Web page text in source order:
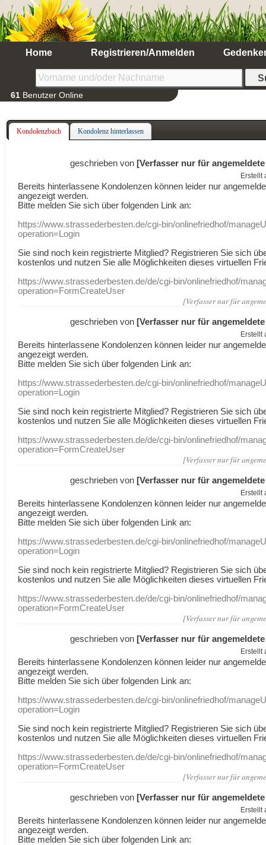
Home Registrieren/Anmelden
61 Benutzer Online
Kondolenzbuch Kondolenz hinterlassen
geschrieben von [Verfasser nur für
Erstellt
Bereits hinterlassene Kondolenzen können leider nur
angezeigt werden.
Bitte melden Sie sich über folgenden Link an:
https://www.strassederbesten.de/cgi-bin/onlinefriedhof/
operation=Login
Sie sind noch kein registrierte Mitglied? Registrieren Sie sich
kostenlos und nutzen Sie alle Möglichkeiten dieses virtuellen
https://www.strassederbesten.de/de/cgi-bin/onlinefriedhof/
operation=FormCreateUser
[Verfasser nur für
geschrieben von [Verfasser nur für
Erstellt
Bereits hinterlassene Kondolenzen können leider nur
angezeigt werden.
Bitte melden Sie sich über folgenden Link an:
https://www.strassederbesten.de/cgi-bin/onlinefriedhof/
operation=Login
Sie sind noch kein registrierte Mitglied? Registrieren Sie sich
kostenlos und nutzen Sie alle Möglichkeiten dieses virtuellen
https://www.strassederbesten.de/de/cgi-bin/onlinefriedhof/
operation=FormCreateUser
[Verfasser nur für
geschrieben von [Verfasser nur für
Erstellt
Bereits hinterlassene Kondolenzen können leider nur
angezeigt werden.
Bitte melden Sie sich über folgenden Link an:
https://www.strassederbesten.de/cgi-bin/onlinefriedhof/
operation=Login
Sie sind noch kein registrierte Mitglied? Registrieren Sie sich
kostenlos und nutzen Sie alle Möglichkeiten dieses virtuellen
https://www.strassederbesten.de/de/cgi-bin/onlinefriedhof/
operation=FormCreateUser
[Verfasser nur für
geschrieben von [Verfasser nur für
Erstellt
Bereits hinterlassene Kondolenzen können leider nur
angezeigt werden.
Bitte melden Sie sich über folgenden Link an:
https://www.strassederbesten.de/cgi-bin/onlinefriedhof/
operation=Login
Sie sind noch kein registrierte Mitglied? Registrieren Sie sich
kostenlos und nutzen Sie alle Möglichkeiten dieses virtuellen
https://www.strassederbesten.de/de/cgi-bin/onlinefriedhof/
operation=FormCreateUser
[Verfasser nur für
geschrieben von [Verfasser nur für
Erstellt
Bereits hinterlassene Kondolenzen können leider nur
angezeigt werden.
Bitte melden Sie sich über folgenden Link an: